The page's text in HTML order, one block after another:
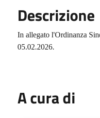
Descrizione
In allegato l'Ordinanza
05.02.2026.
A cura di